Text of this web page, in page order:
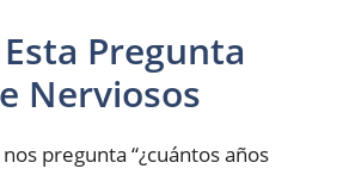
Pregunta
Nerviosos
pregunta “¿cuántos años